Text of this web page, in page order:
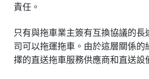
責任。
只有與拖車業主簽有互換協議的長
司可以拖運拖車。由於這層關係的
擇的直送拖車服務供應商和直送設